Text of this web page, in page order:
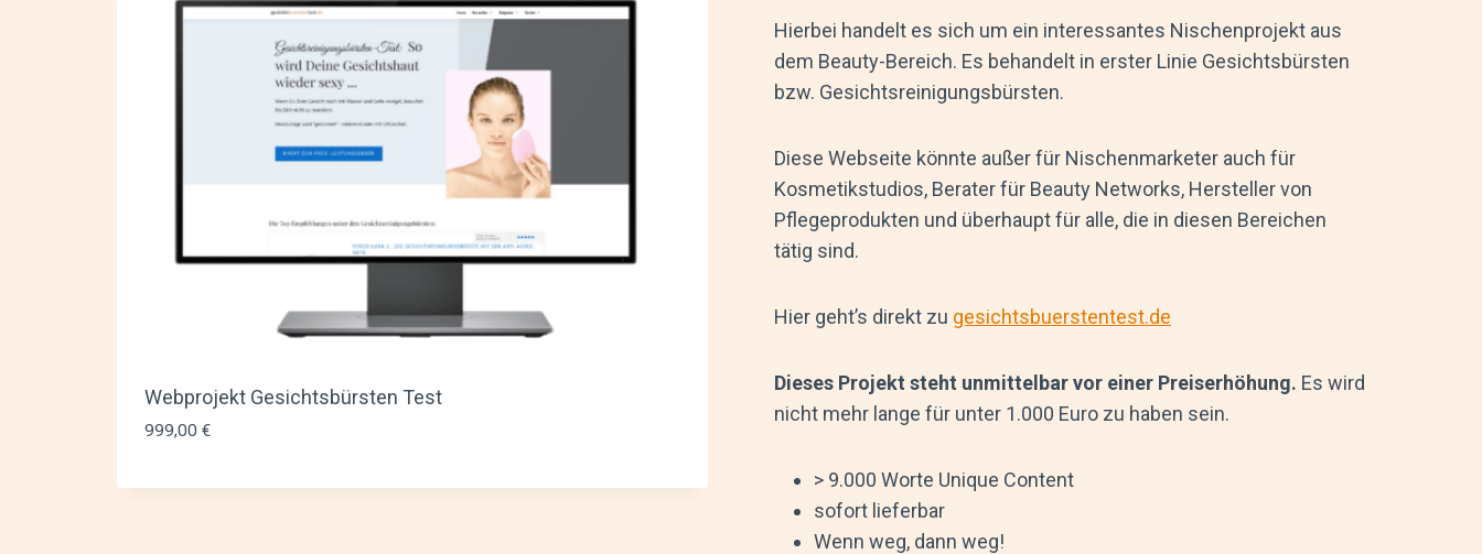
Webprojekt Gesichtsbürsten Test
999,00 €
Hierbei handelt es sich um ein interessantes Nischenprojekt aus
dem Beauty-Bereich. Es behandelt in erster Linie Gesichtsbürsten
bzw. Gesichtsreinigungsbürsten.
Diese Webseite könnte außer für Nischenmarketer auch für
Kosmetikstudios, Berater für Beauty Networks, Hersteller von
Pflegeprodukten und überhaupt für alle, die in diesen Bereichen
tätig sind.
Hier geht’s direkt zu gesichtsbuerstentest.de
Dieses Projekt steht unmittelbar vor einer Preiserhöhung. Es wird
nicht mehr lange für unter 1.000 Euro zu haben sein.
> 9.000 Worte Unique Content
sofort lieferbar
Wenn weg, dann weg!